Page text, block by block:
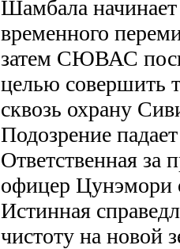
Шамбала начинает
временного
затем СЮВАС
целью совершить
сквозь охрану
Подозрение
Ответственная за
офицер Цунэмори
Истинная
чистоту на новой